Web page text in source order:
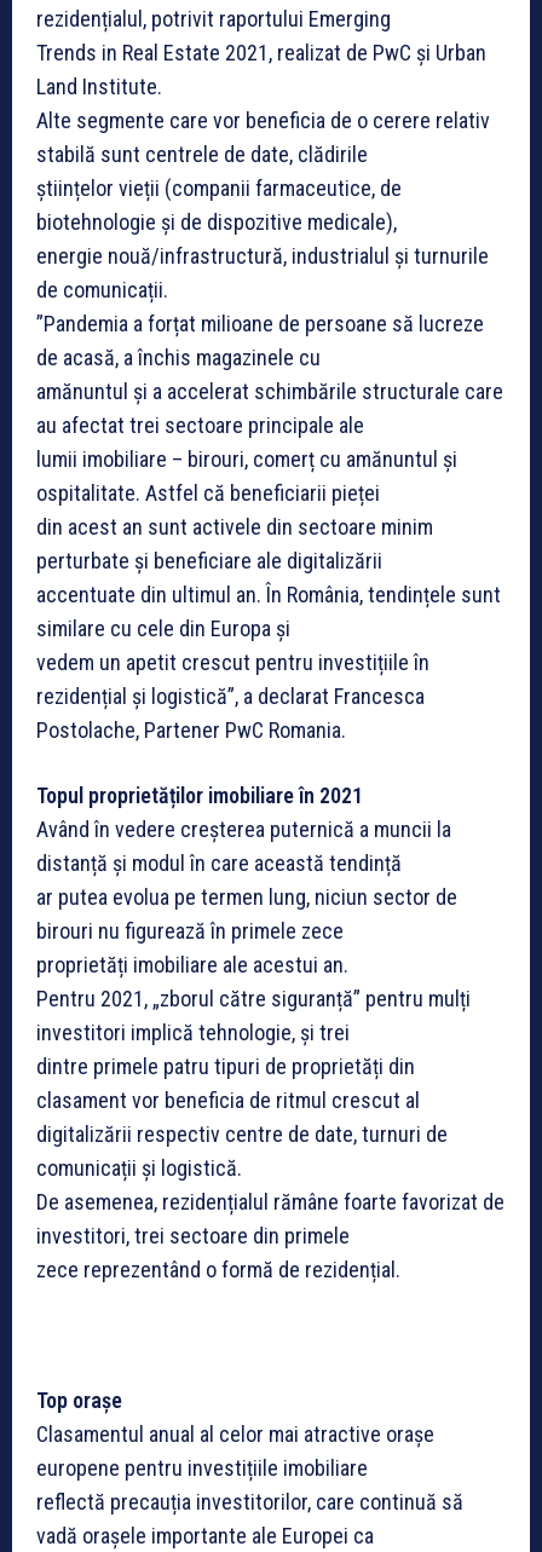
rezidențialul, potrivit raportului Emerging
Trends in Real Estate 2021, realizat de PwC și Urban
Land Institute.
Alte segmente care vor beneficia de o cerere relativ
stabilă sunt centrele de date, clădirile
științelor vieții (companii farmaceutice, de
biotehnologie și de dispozitive medicale),
energie nouă/infrastructură, industrialul și turnurile
de comunicații.
”Pandemia a forțat milioane de persoane să lucreze
de acasă, a închis magazinele cu
amănuntul și a accelerat schimbările structurale care
au afectat trei sectoare principale ale
lumii imobiliare – birouri, comerț cu amănuntul și
ospitalitate. Astfel că beneficiarii pieței
din acest an sunt activele din sectoare minim
perturbate și beneficiare ale digitalizării
accentuate din ultimul an. În România, tendințele sunt
similare cu cele din Europa și
vedem un apetit crescut pentru investițiile în
rezidențial și logistică”, a declarat Francesca
Postolache, Partener PwC Romania.
Topul proprietăților imobiliare în 2021
Având în vedere creșterea puternică a muncii la
distanță și modul în care această tendință
ar putea evolua pe termen lung, niciun sector de
birouri nu figurează în primele zece
proprietăți imobiliare ale acestui an.
Pentru 2021, „zborul către siguranță” pentru mulți
investitori implică tehnologie, și trei
dintre primele patru tipuri de proprietăți din
clasament vor beneficia de ritmul crescut al
digitalizării respectiv centre de date, turnuri de
comunicații și logistică.
De asemenea, rezidențialul rămâne foarte favorizat de
investitori, trei sectoare din primele
zece reprezentând o formă de rezidențial.
Top orașe
Clasamentul anual al celor mai atractive orașe
europene pentru investițiile imobiliare
reflectă precauția investitorilor, care continuă să
vadă orașele importante ale Europei ca